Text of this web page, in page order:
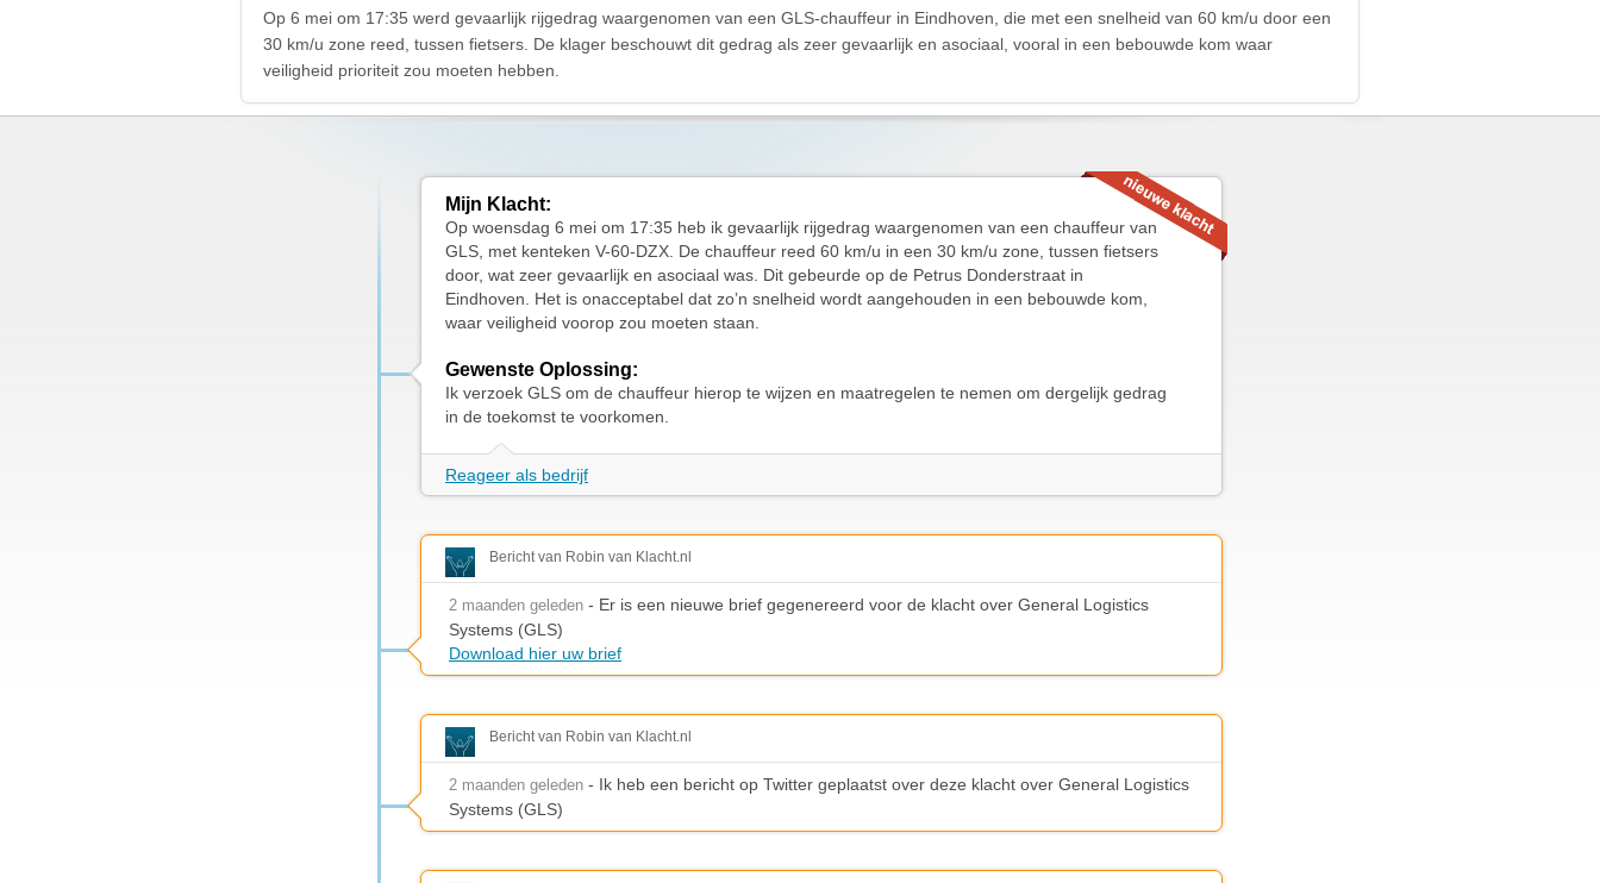
Op 6 mei om 17:35 werd gevaarlijk rijgedrag waargenomen van een GLS-chauffeur in Eindhoven, die met een snelheid van 60 km/u door een
30 km/u zone reed, tussen fietsers. De klager beschouwt dit gedrag als zeer gevaarlijk en asociaal, vooral in een bebouwde kom waar
veiligheid prioriteit zou moeten hebben.
Mijn Klacht:
Op woensdag 6 mei om 17:35 heb ik gevaarlijk rijgedrag waargenomen van een chauffeur van
GLS, met kenteken V-60-DZX. De chauffeur reed 60 km/u in een 30 km/u zone, tussen fietsers
door, wat zeer gevaarlijk en asociaal was. Dit gebeurde op de Petrus Donderstraat in
Eindhoven. Het is onacceptabel dat zo’n snelheid wordt aangehouden in een bebouwde kom,
waar veiligheid voorop zou moeten staan.
Gewenste Oplossing:
Ik verzoek GLS om de chauffeur hierop te wijzen en maatregelen te nemen om dergelijk gedrag
in de toekomst te voorkomen.
Reageer als bedrijf
Bericht van Robin van Klacht.nl
2 maanden geleden - Er is een nieuwe brief gegenereerd voor de klacht over General Logistics
Systems (GLS)
Download hier uw brief
Bericht van Robin van Klacht.nl
2 maanden geleden - Ik heb een bericht op Twitter geplaatst over deze klacht over General Logistics
Systems (GLS)